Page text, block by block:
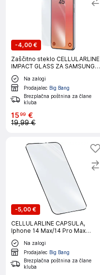
-4,00 €
Zaščitno steklo CELLULARLINE
IMPACT GLASS ZA SAMSUNG
GALAXY S26+
Na zalogi
Prodajalec Big Bang
Brezplačna poštnina za člane
kluba
1599 €
19,99 €
-5,00 €
CELLULARLINE CAPSULA,
Iphone 14 Max/14 Pro Max
zaščitno steklo
Na zalogi
Prodajalec Big Bang
Brezplačna poštnina za člane
kluba